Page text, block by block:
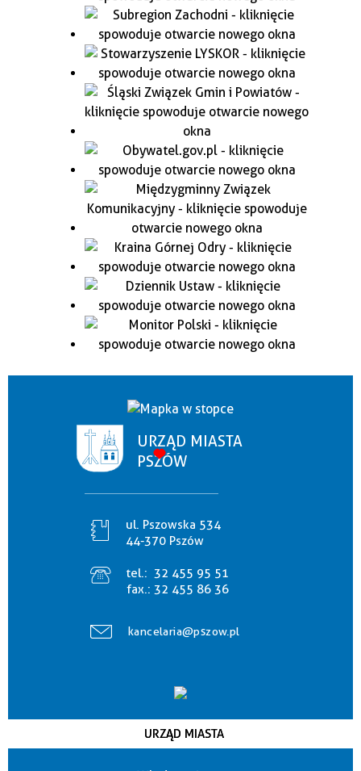
URZĄD MIASTA
PSZÓW
ul. Pszowska 534
44-370 Pszów
tel.: 32 455 95 51
fax.: 32 455 86 36
kancelaria@pszow.pl
URZĄD MIASTA